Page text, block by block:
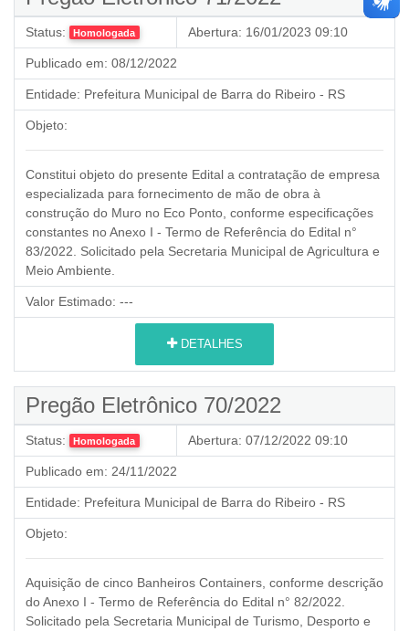
Status: Homologada Abertura: 16/01/2023 09:10
Publicado em: 08/12/2022
Entidade: Prefeitura Municipal de Barra do Ribeiro - RS
Objeto:
Constitui objeto do presente Edital a contratação de empresa
especializada para fornecimento de mão de obra à
construção do Muro no Eco Ponto, conforme especificações
constantes no Anexo I - Termo de Referência do Edital n°
83/2022. Solicitado pela Secretaria Municipal de Agricultura e
Meio Ambiente.
Valor Estimado: ---
DETALHES
Pregão Eletrônico 70/2022
Status: Homologada Abertura: 07/12/2022 09:10
Publicado em: 24/11/2022
Entidade: Prefeitura Municipal de Barra do Ribeiro - RS
Objeto:
Aquisição de cinco Banheiros Containers, conforme descrição
do Anexo I - Termo de Referência do Edital n° 82/2022.
Solicitado pela Secretaria Municipal de Turismo, Desporto e